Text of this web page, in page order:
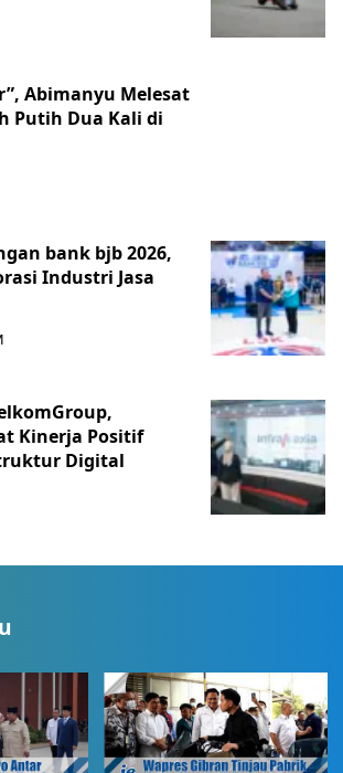
Abimanyu Melesat
Putih Dua Kali di
bank bjb 2026,
Industri Jasa
Kinerja Positif
Digital